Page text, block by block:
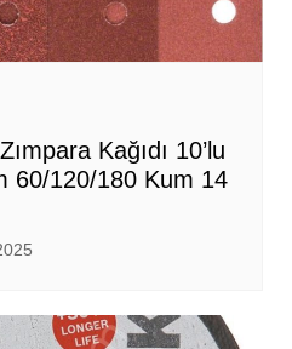
Kağıdı 10’lu
60/120/180 Kum 14